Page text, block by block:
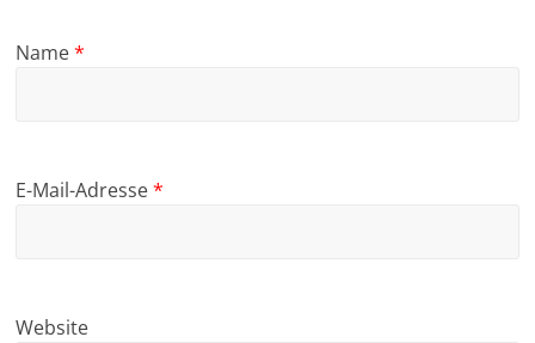
Name*
E-Mail-Adresse*
Website